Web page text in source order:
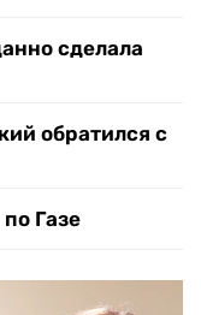
сделала
обратился с
Газе